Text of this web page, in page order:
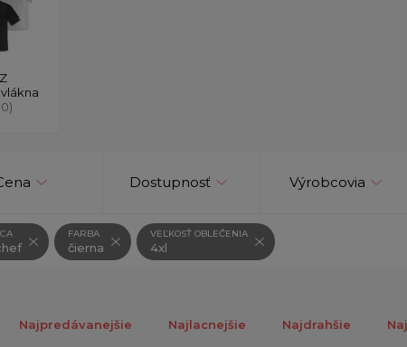
Z
Dostupnosť Výrobcovia
FARBA
čierna
VEĽKOSŤ OBLEČENIA
4xl
Najpredávanejšie Najlacnejšie Najdrahšie